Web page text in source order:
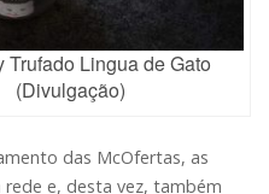
Trufado Lingua de Gato
(Divulgação)
das McOfertas, as
e, desta vez, também